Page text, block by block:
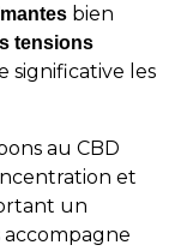
bien
tensions
significative les
au CBD
et
un